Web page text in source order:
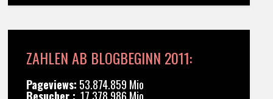
ZAHLEN AB BLOGBEGINN 2011:
Pageviews: 53.874.859 Mio
Besucher : 17.378.986 Mio